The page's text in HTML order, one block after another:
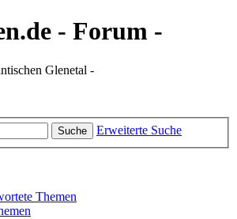
- Forum -
Glenetal -
Suche Erweiterte Suche
Themen